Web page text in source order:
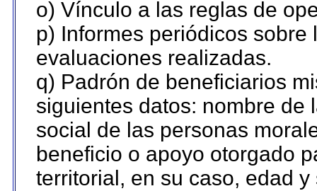
o) Vínculo a las reglas de
p) Informes periódicos
evaluaciones realizadas.
q) Padrón de beneficiarios
siguientes datos: nombre de
social de las personas
beneficio o apoyo otorgado
territorial, en su caso, edad